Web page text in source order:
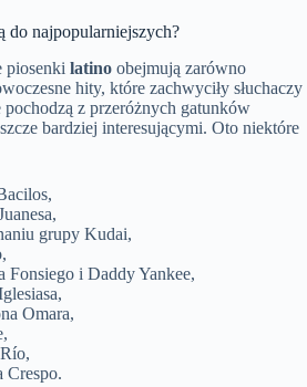
do najpopularniejszych?
piosenki latino obejmują zarówno
hity, które zachwyciły słuchaczy
z przeróżnych gatunków
bardziej interesującymi. Oto niektóre
grupy Kudai,
Fonsiego i Daddy Yankee,
Omara,
Crespo.